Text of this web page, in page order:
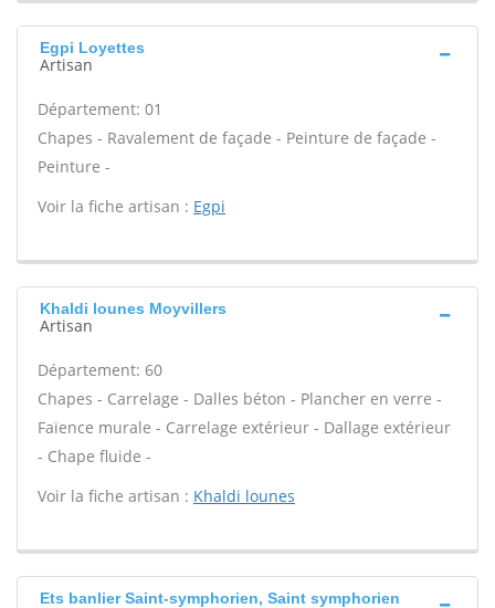
Egpi Loyettes
Artisan
Département: 01
Chapes - Ravalement de façade - Peinture de façade -
Peinture -
Voir la fiche artisan : Egpi
Khaldi lounes Moyvillers
Artisan
Département: 60
Chapes - Carrelage - Dalles béton - Plancher en verre -
Faïence murale - Carrelage extérieur - Dallage extérieur
- Chape fluide -
Voir la fiche artisan : Khaldi lounes
Ets banlier Saint-symphorien, Saint symphorien